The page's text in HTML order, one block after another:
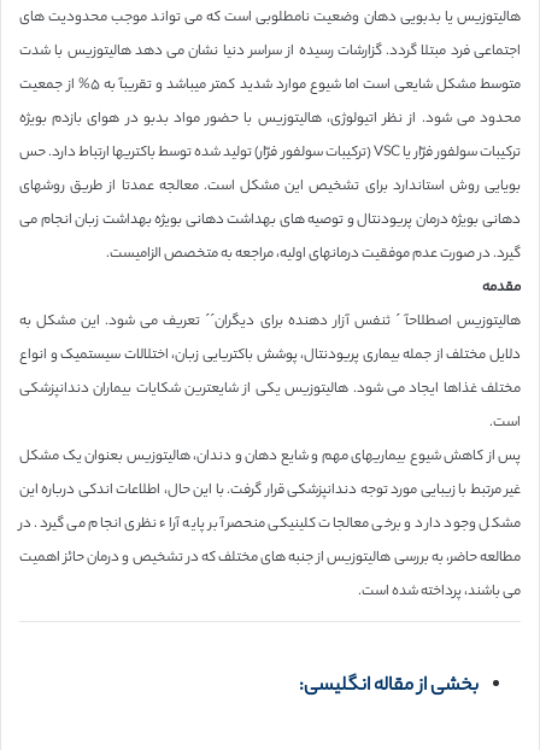
هالیتوزیس یا بدبویی دهان وضعیت نامطلوبی است که می تواند موجب محدودیت های
اجتماعی فرد مبتلا گردد. گزارشات رسیده از سراسر دنیا نشان می دهد هالیتوزیس با شدت
متوسط مشکل شایعی است اما شیوع موارد شدید کمتر میباشد و تقریبآ به ۵% از جمعیت
محدود می شود. از نظر اتیولوژی، هالیتوزیس با حضور مواد بدبو در هوای بازدم بویژه
ترکیبات سولفور فرّار یا VSC (ترکیبات سولفور فرّار) تولید شده توسط باکتریها ارتباط دارد. حس
بویایی روش استاندارد برای تشخیص این مشکل است. معالجه عمدتا از طریق روشهای
دهانی بویژه درمان پریودنتال و توصیه های بهداشت دهانی بویژه بهداشت زبان انجام می
گیرد. در صورت عدم موفقیت درمانهای اولیه، مراجعه به متخصص الزامیست.
مقدمه
‏هالیتوزیس اصطلاحآ ´ ثنفس آزار دهنده برای دیگران´´ تعریف می شود. این مشکل به
دلایل مختلف از جمله بیماری پریودنتال، پوشش باکتریایی زبان، اختلالات سیستمیک و انواع
مختلف غذاها ایجاد می شود. هالیتوزیس یکی از شایعترین شکایات بیماران دندانپزشکی
است.
‏پس از کاهش شیوع بیماریهای مهم و شایع دهان و دندان، هالیتوزیس بعنوان یک مشکل
غیر مرتبط با زیبایی مورد توجه دندانپزشکی قرار گرفت. با این حال، اطلاعات اندکی درباره این
مشکل وجود دارد و برخی معالجات کلینیکی منحصرآ بر پایه آراء نظری انجام می گیرد. در
مطالعه حاضر، به بررسی هالیتوزیس از جنبه های مختلف که در تشخیص و درمان حائز اهمیت
می باشند، پرداخته شده است.
بخشی از مقاله انگلیسی: